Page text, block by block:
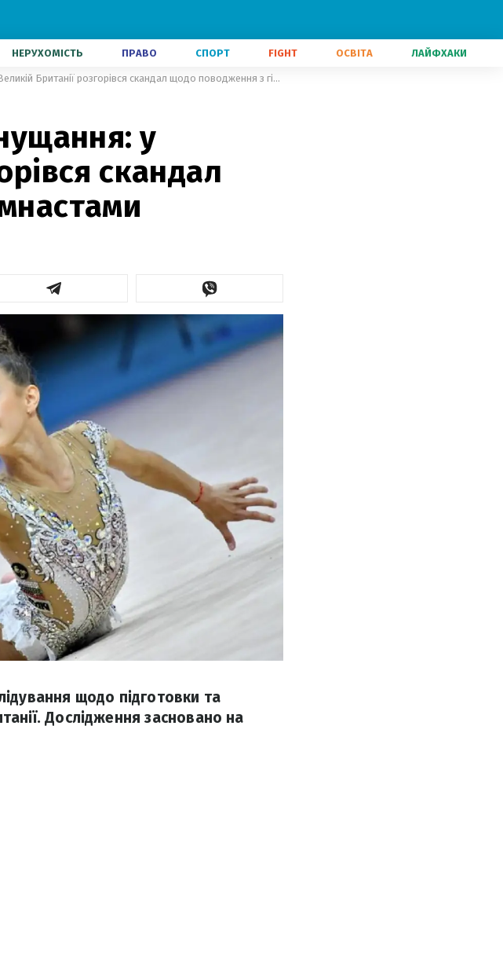
НЕРУХОМІСТЬ ПРАВО СПОРТ FIGHT ОСВІТА ЛАЙФХАКИ
Фізичні та моральні знущання: у Великій Британії розгорівся скандал щодо поводження з гімнастами
у
скандал
щодо підготовки та
Дослідження засновано на